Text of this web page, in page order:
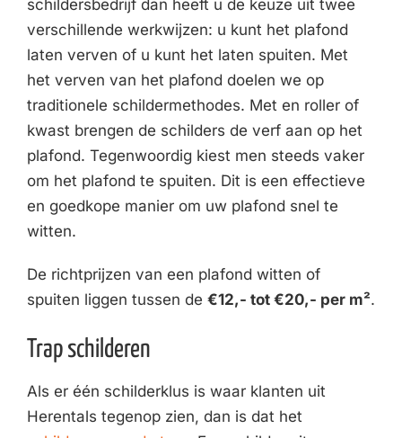
schildersbedrijf dan heeft u de keuze uit twee
verschillende werkwijzen: u kunt het plafond
laten verven of u kunt het laten spuiten. Met
het verven van het plafond doelen we op
traditionele schildermethodes. Met en roller of
kwast brengen de schilders de verf aan op het
plafond. Tegenwoordig kiest men steeds vaker
om het plafond te spuiten. Dit is een effectieve
en goedkope manier om uw plafond snel te
witten.
De richtprijzen van een plafond witten of
spuiten liggen tussen de €12,- tot €20,- per m².
Trap schilderen
Als er één schilderklus is waar klanten uit
Herentals tegenop zien, dan is dat het